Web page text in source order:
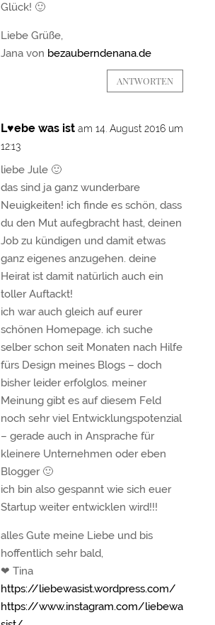
Glück! 🙂
Liebe Grüße,
Jana von bezauberndenana.de
ANTWORTEN
L♥ebe was ist am 14. August 2016 um
12:13
liebe Jule 🙂
das sind ja ganz wunderbare
Neuigkeiten! ich finde es schön, dass
du den Mut aufegbracht hast, deinen
Job zu kündigen und damit etwas
ganz eigenes anzugehen. deine
Heirat ist damit natürlich auch ein
toller Auftackt!
ich war auch gleich auf eurer
schönen Homepage. ich suche
selber schon seit Monaten nach Hilfe
fürs Design meines Blogs – doch
bisher leider erfolglos. meiner
Meinung gibt es auf diesem Feld
noch sehr viel Entwicklungspotenzial
– gerade auch in Ansprache für
kleinere Unternehmen oder eben
Blogger 🙂
ich bin also gespannt wie sich euer
Startup weiter entwicklen wird!!!
alles Gute meine Liebe und bis
hoffentlich sehr bald,
❤ Tina
https://liebewasist.wordpress.com/
https://www.instagram.com/liebewa